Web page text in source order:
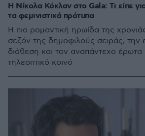
Η Νίκολα Κόκλαν στο Gala: Τι είπε
τα φεμινιστικά πρότυπα
Η πιο ρομαντική ηρωίδα της
σεζόν της δημοφιλούς σειράς, την
διάθεση και τον αναπάντεχο
τηλεοπτικό κοινό